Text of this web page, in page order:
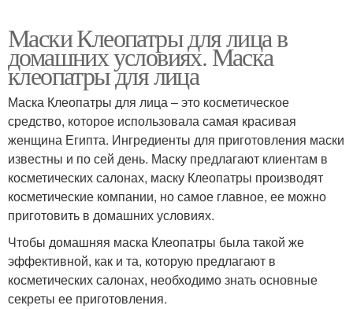
Маски Клеопатры для лица в
домашних условиях. Маска
клеопатры для лица
Маска Клеопатры для лица – это косметическое
средство, которое использовала самая красивая
женщина Египта. Ингредиенты для приготовления маски
известны и по сей день. Маску предлагают клиентам в
косметических салонах, маску Клеопатры производят
косметические компании, но самое главное, ее можно
приготовить в домашних условиях.
Чтобы домашняя маска Клеопатры была такой же
эффективной, как и та, которую предлагают в
косметических салонах, необходимо знать основные
секреты ее приготовления.